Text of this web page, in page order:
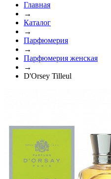
Главная
→
Каталог
→
Парфюмерия
→
Парфюмерия женская
→
D'Orsey Tilleul